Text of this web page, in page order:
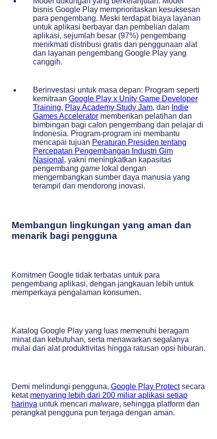
bisnis Google Play memprioritaskan kesuksesan
para pengembang. Meski terdapat biaya layanan
untuk aplikasi berbayar dan pembelian dalam
aplikasi, sejumlah besar (97%) pengembang
menikmati distribusi gratis dan penggunaan alat
dan layanan pengembang Google Play yang
canggih.
Berinvestasi untuk masa depan: Program seperti
kemitraan Google Play x Unity Game Developer
Training, Play Academy Study Jam, dan Indie
Games Accelerator memberikan pelatihan dan
bimbingan bagi calon pengembang dan pelajar di
Indonesia. Program-program ini membantu
mencapai tujuan Peraturan Presiden tentang
Percepatan Pengembangan Industri Gim
Nasional , yakni meningkatkan kapasitas
pengembang game lokal dengan
mengembangkan sumber daya manusia yang
terampil dan mendorong inovasi.
Membangun lingkungan yang aman dan
menarik bagi pengguna
Komitmen Google tidak terbatas untuk para
pengembang aplikasi, dengan jangkauan lebih untuk
memperkaya pengalaman konsumen.
Katalog Google Play yang luas memenuhi beragam
minat dan kebutuhan, serta menawarkan segalanya
mulai dari alat produktivitas hingga ratusan opsi hiburan.
Demi melindungi pengguna, Google Play Protectsecara
ketat menyaring lebih dari 200 miliar aplikasi setiap
harinya untuk mencari malware, sehingga platform dan
perangkat pengguna pun terjaga dengan aman.